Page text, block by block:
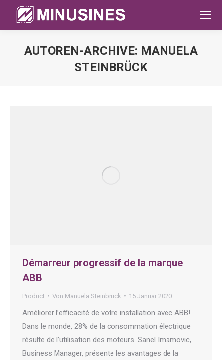
AUTOREN-ARCHIVE: MANUELA
STEINBRÜCK
Démarreur progressif de la marque
ABB
Product Von Manuela Steinbrück 15 Januar 2020
Améliorer l’efficacité de votre installation avec ABB!
Dans le monde, 28% de la consommation électrique
résulte de l’utilisation des moteurs. Sanel Imamovic,
Business Manager, présente les avantages de la